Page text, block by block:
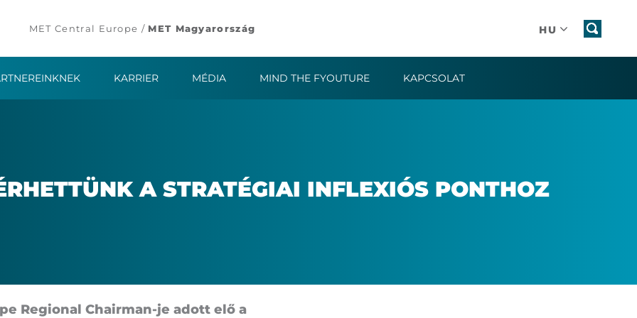
MET Central Europe / MET Magyarország HU
KARRIER MÉDIA MIND THE FYOUTURE KAPCSOLAT
A STRA­TÉ­GI­AI INF­LE­XI­ÓS PONT­HOZ
Re­gi­o­nal Cha­ir­man-je adott elő a